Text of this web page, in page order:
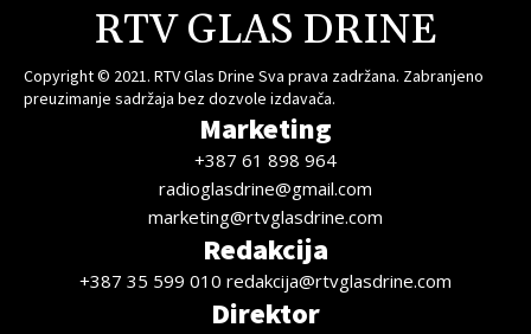
RTV GLAS DRINE
Copyright © 2021. RTV Glas Drine Sva prava zadržana. Zabranjeno
preuzimanje sadržaja bez dozvole izdavača.
Marketing
+387 61 898 964
radioglasdrine@gmail.com
marketing@rtvglasdrine.com
Redakcija
+387 35 599 010 redakcija@rtvglasdrine.com
Direktor